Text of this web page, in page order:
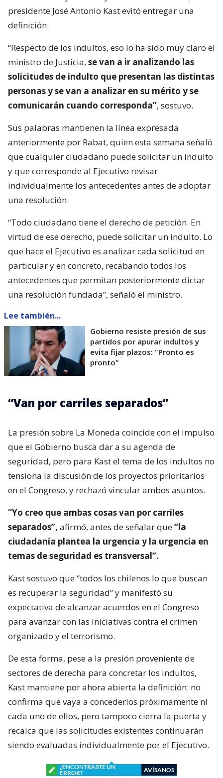
presidente José Antonio Kast evitó entregar una
definición:
“Respecto de los indultos, eso lo ha sido muy claro el
ministro de Justicia, se van a ir analizando las
solicitudes de indulto que presentan las distintas
personas y se van a analizar en su mérito y se
comunicarán cuando corresponda”, sostuvo.
Sus palabras mantienen la línea expresada
anteriormente por Rabat, quien esta semana señaló
que cualquier ciudadano puede solicitar un indulto
y que corresponde al Ejecutivo revisar
individualmente los antecedentes antes de adoptar
una resolución.
“Todo ciudadano tiene el derecho de petición. En
virtud de ese derecho, puede solicitar un indulto. Lo
que hace el Ejecutivo es analizar cada solicitud en
particular y en concreto, recabando todos los
antecedentes que permitan posteriormente dictar
una resolución fundada”, señaló el ministro.
Lee también...
Gobierno resiste presión de sus
partidos por apurar indultos y
evita fijar plazos: "Pronto es
pronto"
“Van por carriles separados”
La presión sobre La Moneda coincide con el impulso
que el Gobierno busca dar a su agenda de
seguridad, pero para Kast el tema de los indultos no
tensiona la discusión de los proyectos prioritarios
en el Congreso, y rechazó vincular ambos asuntos.
“Yo creo que ambas cosas van por carriles
separados”, afirmó, antes de señalar que“la
ciudadanía plantea la urgencia y la urgencia en
temas de seguridad es transversal”.
Kast sostuvo que “todos los chilenos lo que buscan
es recuperar la seguridad” y manifestó su
expectativa de alcanzar acuerdos en el Congreso
para avanzar con las iniciativas contra el crimen
organizado y el terrorismo.
De esta forma, pese a la presión proveniente de
sectores de derecha para concretar los indultos,
Kast mantiene por ahora abierta la definición: no
confirma que vaya a concederlos próximamente ni
cada uno de ellos, pero tampoco cierra la puerta y
recalca que las solicitudes existentes continuarán
siendo evaluadas individualmente por el Ejecutivo.
¿ENCONTRASTE UN
ERROR?
AVÍSANOS